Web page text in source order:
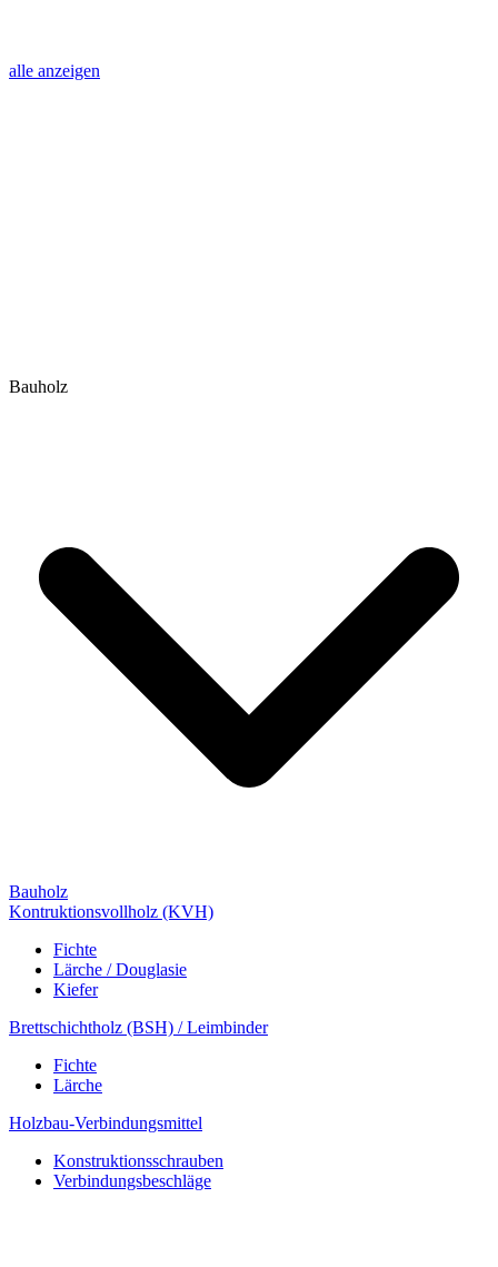
alle anzeigen
Bauholz
Bauholz
Kontruktionsvollholz (KVH)
Fichte
Lärche / Douglasie
Kiefer
Brettschichtholz (BSH) / Leimbinder
Fichte
Lärche
Holzbau-Verbindungsmittel
Konstruktionsschrauben
Verbindungsbeschläge